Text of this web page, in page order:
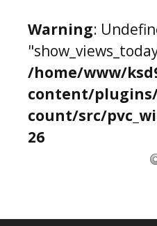
Warning:
/home/www/
content/
count/src/
26